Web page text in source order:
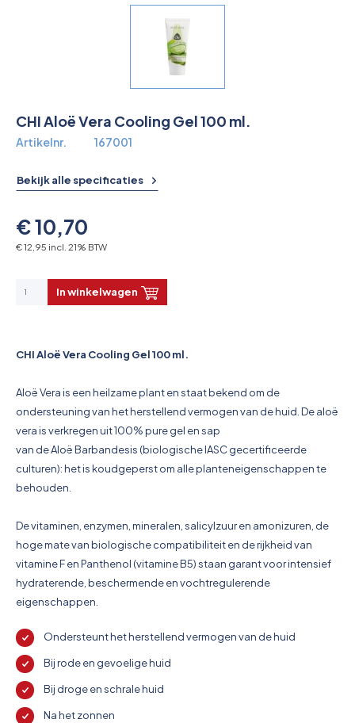
Verbandkoffers
Lesmateriaal
Verbandmiddelen
Instrumenten
Pictogrammen
CHI Aloë Vera Cooling Gel 100 ml.
Artikelnr. 167001
Bekijk alle specificaties
€ 10,70
€ 12,95 incl. 21% BTW
In winkelwagen
CHI Aloë Vera Cooling Gel 100 ml.
Aloë Vera is een heilzame plant en staat bekend om de
ondersteuning van het herstellend vermogen van de huid. De aloë
vera is verkregen uit 100% pure gel en sap
van de Aloë Barbandesis (biologische IASC gecertificeerde
culturen): het is koudgeperst om alle planteneigenschappen te
behouden.
De vitaminen, enzymen, mineralen, salicylzuur en amonizuren, de
hoge mate van biologische compatibiliteit en de rijkheid van
vitamine F en Panthenol (vitamine B5) staan garant voor intensief
hydraterende, beschermende en vochtregulerende
eigenschappen.
Ondersteunt het herstellend vermogen van de huid
Bij rode en gevoelige huid
Bij droge en schrale huid
Na het zonnen